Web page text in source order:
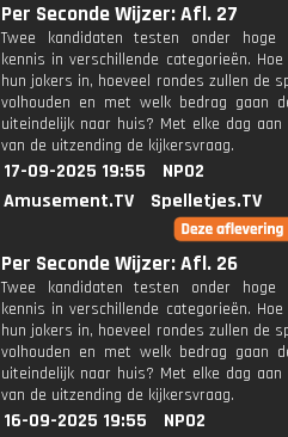
Per Seconde Wijzer: Afl. 27
Twee kandidaten testen onder hoge
kennis in verschillende categorieën.
hun jokers in, hoeveel rondes zullen de
volhouden en met welk bedrag gaan
uiteindelijk naar huis? Met elke dag
van de uitzending de kijkersvraag.
17-09-2025 19:55
NPO2
Amusement.TV
Spelletjes.TV
Per Seconde Wijzer: Afl. 26
Twee kandidaten testen onder hoge
kennis in verschillende categorieën.
hun jokers in, hoeveel rondes zullen de
volhouden en met welk bedrag gaan
uiteindelijk naar huis? Met elke dag
van de uitzending de kijkersvraag.
16-09-2025 19:55
NPO2